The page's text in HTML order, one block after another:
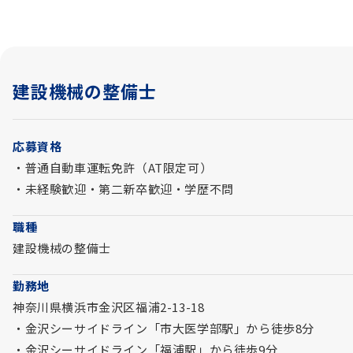
建設機械の整備士
応募資格
・普通自動車運転免許（AT限定可）
・未経験歓迎・第二新卒歓迎・学歴不問
職種
建設機械の整備士
勤務地
神奈川県横浜市金沢区福浦2-13-18
・金沢シーサイドライン「市大医学部駅」から徒歩8分